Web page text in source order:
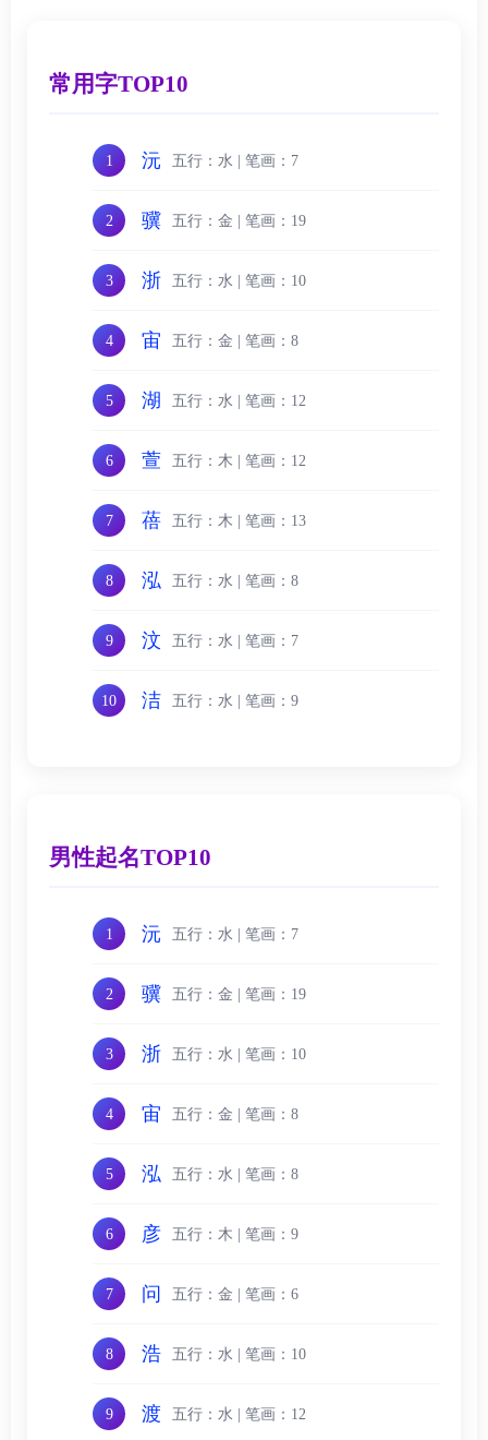
常用字TOP10
1 沅 五行：水 | 笔画：7
2 骥 五行：金 | 笔画：19
3 浙 五行：水 | 笔画：10
4 宙 五行：金 | 笔画：8
5 湖 五行：水 | 笔画：12
6 萱 五行：木 | 笔画：12
7 蓓 五行：木 | 笔画：13
8 泓 五行：水 | 笔画：8
9 汶 五行：水 | 笔画：7
10 洁 五行：水 | 笔画：9
男性起名TOP10
1 沅 五行：水 | 笔画：7
2 骥 五行：金 | 笔画：19
3 浙 五行：水 | 笔画：10
4 宙 五行：金 | 笔画：8
5 泓 五行：水 | 笔画：8
6 彦 五行：木 | 笔画：9
7 问 五行：金 | 笔画：6
8 浩 五行：水 | 笔画：10
9 渡 五行：水 | 笔画：12